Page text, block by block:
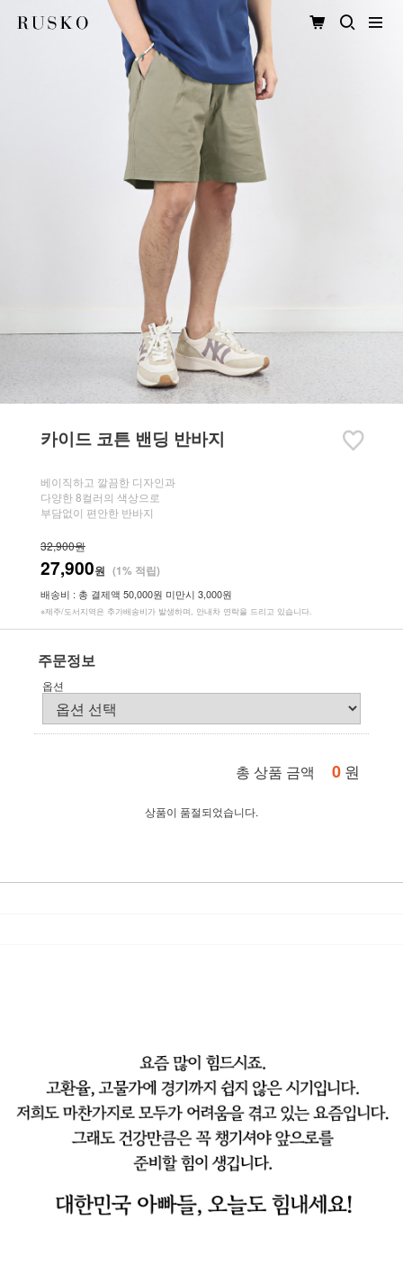
카이드 코튼 밴딩 반바지
베이직하고 깔끔한 디자인과
다양한 8컬러의 색상으로
부담없이 편안한 반바지
32,900원
27,900원 (1% 적립)
배송비 : 총 결제액 50,000원 미만시 3,000원
※제주/도서지역은 추가배송비가 발생하며, 안내차 연락을 드리고 있습니다.
주문정보
옵션
총 상품 금액 0 원
상품이 품절되었습니다.